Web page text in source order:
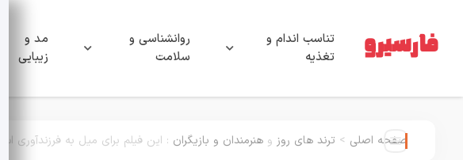
تناسب اندام و
تغذیه
روانشناسی و
سلامت
مد و
زیبایی
صفحه اصلی > ترند های روز و هنرمندان و بازیگران : این فیلم برای میل به فرزندآوری است